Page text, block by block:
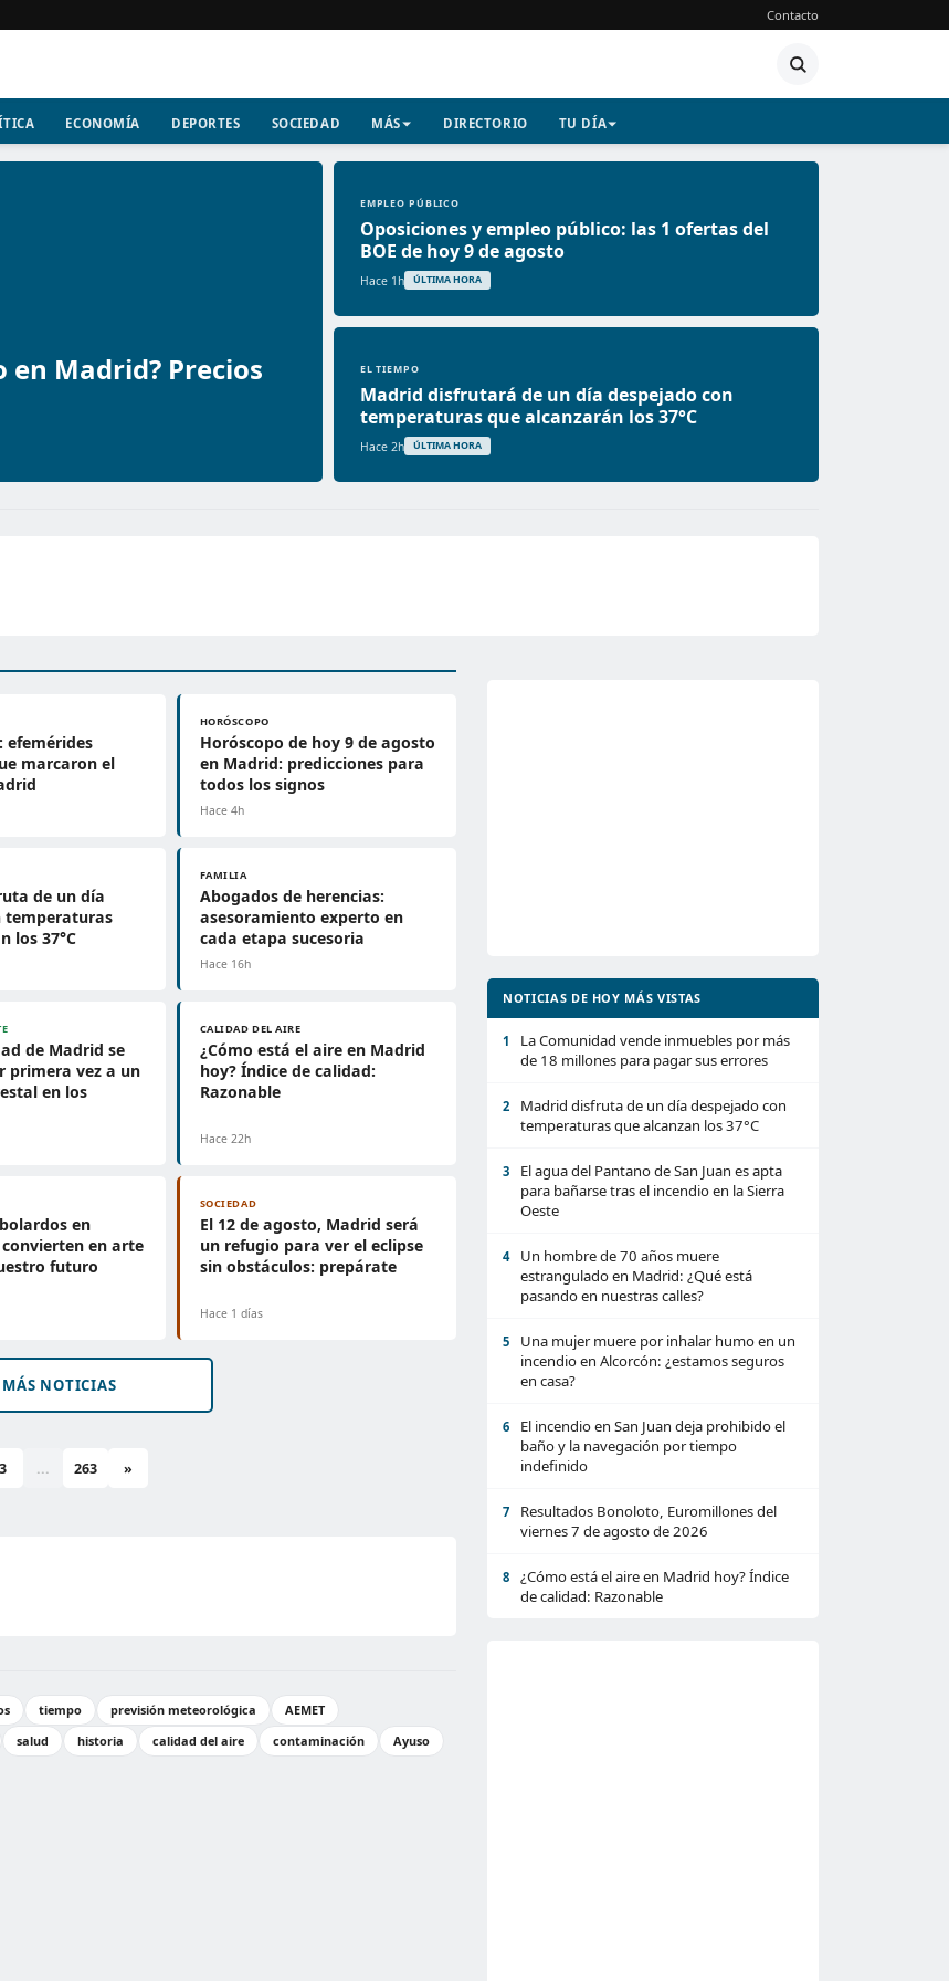
Contacto
ECONOMÍA DEPORTES SOCIEDAD MÁS DIRECTORIO TU DÍA
Madrid? Precios
EMPLEO PÚBLICO
Oposiciones y empleo público: las 1 ofertas del
BOE de hoy 9 de agosto
Hace 1h ÚLTIMA HORA
EL TIEMPO
Madrid disfrutará de un día despejado con
temperaturas que alcanzarán los 37°C
Hace 2h ÚLTIMA HORA
efemérides
marcaron el
HORÓSCOPO
Horóscopo de hoy 9 de agosto
en Madrid: predicciones para
todos los signos
Hace 4h
de un día
temperaturas
los 37°C
FAMILIA
Abogados de herencias:
asesoramiento experto en
cada etapa sucesoria
Hace 16h
de Madrid se
primera vez a un
en los
CALIDAD DEL AIRE
¿Cómo está el aire en Madrid
hoy? Índice de calidad:
Razonable
Hace 22h
en
convierten en arte
futuro
SOCIEDAD
El 12 de agosto, Madrid será
un refugio para ver el eclipse
sin obstáculos: prepárate
Hace 1 días
MÁS NOTICIAS
3 ... 263 »
tiempo previsión meteorológica
AEMET
salud historia calidad del aire contaminación
Ayuso
NOTICIAS DE HOY MÁS VISTAS
1
La Comunidad vende inmuebles por más
de 18 millones para pagar sus errores
2
Madrid disfruta de un día despejado con
temperaturas que alcanzan los 37°C
3
El agua del Pantano de San Juan es apta
para bañarse tras el incendio en la Sierra
Oeste
4
Un hombre de 70 años muere
estrangulado en Madrid: ¿Qué está
pasando en nuestras calles?
5
Una mujer muere por inhalar humo en un
incendio en Alcorcón: ¿estamos seguros
en casa?
6
El incendio en San Juan deja prohibido el
baño y la navegación por tiempo
indefinido
7
Resultados Bonoloto, Euromillones del
viernes 7 de agosto de 2026
8
¿Cómo está el aire en Madrid hoy? Índice
de calidad: Razonable